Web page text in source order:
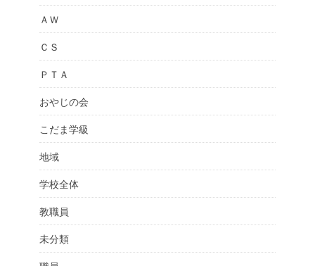
ＡＷ
ＣＳ
ＰＴＡ
おやじの会
こだま学級
地域
学校全体
教職員
未分類